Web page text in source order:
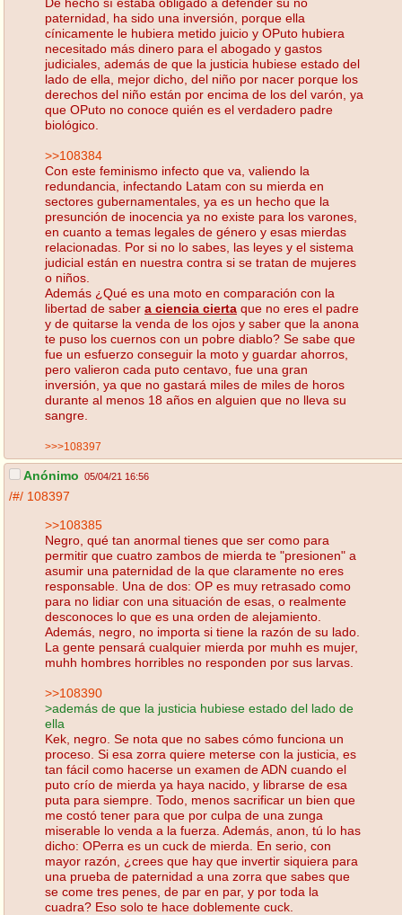
paternidad, ha sido una inversión, porque ella
cínicamente le hubiera metido juicio y OPuto hubiera
necesitado más dinero para el abogado y gastos
judiciales, además de que la justicia hubiese estado del
lado de ella, mejor dicho, del niño por nacer porque los
derechos del niño están por encima de los del varón, ya
que OPuto no conoce quién es el verdadero padre
biológico.
>>108384
Con este feminismo infecto que va, valiendo la
redundancia, infectando Latam con su mierda en
sectores gubernamentales, ya es un hecho que la
presunción de inocencia ya no existe para los varones,
en cuanto a temas legales de género y esas mierdas
relacionadas. Por si no lo sabes, las leyes y el sistema
judicial están en nuestra contra si se tratan de mujeres
o niños.
Además ¿Qué es una moto en comparación con la
libertad de saber a ciencia cierta que no eres el padre
y de quitarse la venda de los ojos y saber que la anona
te puso los cuernos con un pobre diablo? Se sabe que
fue un esfuerzo conseguir la moto y guardar ahorros,
pero valieron cada puto centavo, fue una gran
inversión, ya que no gastará miles de miles de horos
durante al menos 18 años en alguien que no lleva su
sangre.
>>>108397
Anónimo 05/04/21 16:56
/#/ 108397
>>108385
Negro, qué tan anormal tienes que ser como para
permitir que cuatro zambos de mierda te "presionen" a
asumir una paternidad de la que claramente no eres
responsable. Una de dos: OP es muy retrasado como
para no lidiar con una situación de esas, o realmente
desconoces lo que es una orden de alejamiento.
Además, negro, no importa si tiene la razón de su lado.
La gente pensará cualquier mierda por muhh es mujer,
muhh hombres horribles no responden por sus larvas.
>>108390
>además de que la justicia hubiese estado del lado de
ella
Kek, negro. Se nota que no sabes cómo funciona un
proceso. Si esa zorra quiere meterse con la justicia, es
tan fácil como hacerse un examen de ADN cuando el
puto crío de mierda ya haya nacido, y librarse de esa
puta para siempre. Todo, menos sacrificar un bien que
me costó tener para que por culpa de una zunga
miserable lo venda a la fuerza. Además, anon, tú lo has
dicho: OPerra es un cuck de mierda. En serio, con
mayor razón, ¿crees que hay que invertir siquiera para
una prueba de paternidad a una zorra que sabes que
se come tres penes, de par en par, y por toda la
cuadra? Eso solo te hace doblemente cuck.